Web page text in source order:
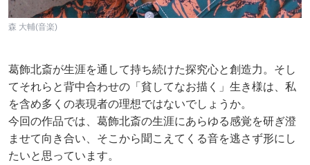
森 大輔(音楽)
葛飾北斎が生涯を通して持ち続けた探究心と創造力。そし
てそれらと背中合わせの「貧してなお描く」生き様は、私
を含め多くの表現者の理想ではないでしょうか。
今回の作品では、葛飾北斎の生涯にあらゆる感覚を研ぎ澄
ませて向き合い、そこから聞こえてくる音を逃さず形にし
たいと思っています。